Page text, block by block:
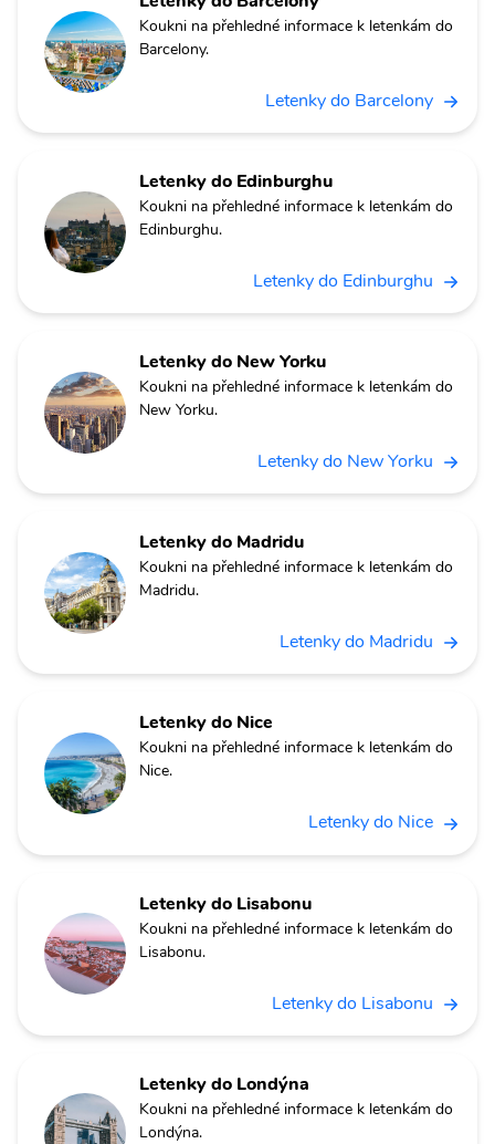
Koukni na přehledné informace k letenkám do
Barcelony.
Letenky do Barcelony
Letenky do Edinburghu
Koukni na přehledné informace k letenkám do
Edinburghu.
Letenky do Edinburghu
Letenky do New Yorku
Koukni na přehledné informace k letenkám do
New Yorku.
Letenky do New Yorku
Letenky do Madridu
Koukni na přehledné informace k letenkám do
Madridu.
Letenky do Madridu
Letenky do Nice
Koukni na přehledné informace k letenkám do
Nice.
Letenky do Nice
Letenky do Lisabonu
Koukni na přehledné informace k letenkám do
Lisabonu.
Letenky do Lisabonu
Letenky do Londýna
Koukni na přehledné informace k letenkám do
Londýna.